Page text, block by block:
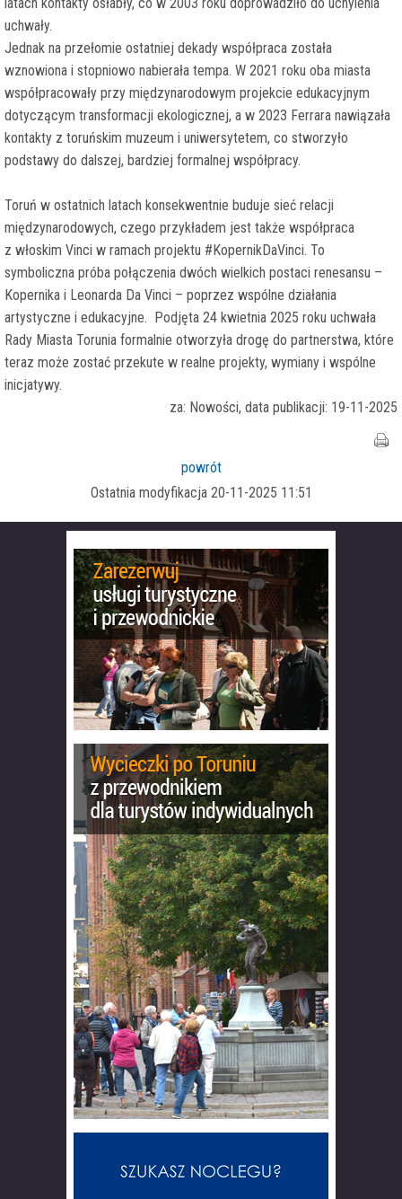
uchwały.
Jednak na przełomie ostatniej dekady współpraca została
wznowiona i stopniowo nabierała tempa. W 2021 roku oba miasta
współpracowały przy międzynarodowym projekcie edukacyjnym
dotyczącym transformacji ekologicznej, a w 2023 Ferrara nawiązała
kontakty z toruńskim muzeum i uniwersytetem, co stworzyło
podstawy do dalszej, bardziej formalnej współpracy.
Toruń w ostatnich latach konsekwentnie buduje sieć relacji
międzynarodowych, czego przykładem jest także współpraca
z włoskim Vinci w ramach projektu #KopernikDaVinci. To
symboliczna próba połączenia dwóch wielkich postaci renesansu –
Kopernika i Leonarda Da Vinci – poprzez wspólne działania
artystyczne i edukacyjne. Podjęta 24 kwietnia 2025 roku uchwała
Rady Miasta Torunia formalnie otworzyła drogę do partnerstwa, które
teraz może zostać przekute w realne projekty, wymiany i wspólne
inicjatywy.
za: Nowości, data publikacji: 19-11-2025
powrót
Ostatnia modyfikacja 20-11-2025 11:51